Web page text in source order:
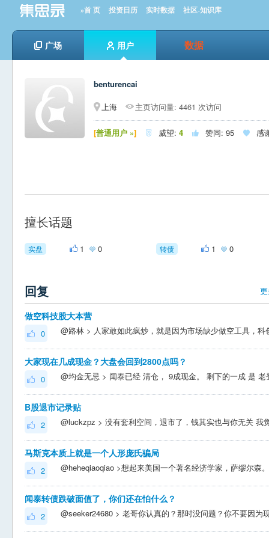
»首 页 投资日历 实时数据 社区-知识库
广场 用户 数据
benturencai
上海
主页访问量: 4461 次访问
[普通用户 »]  威望: 4  赞同: 95  感
擅长话题
实盘 1 0 转债 1 0
回复
做空科技股大本营
0
大家现在几成现金？大盘会回到2800点吗？
0
B股退市记录贴
2
马斯克本质上就是一个人形庞氏骗局
2
闻泰转债跌破面值了，你们还在怕什么？
2